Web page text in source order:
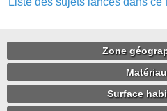
Zone
Surface